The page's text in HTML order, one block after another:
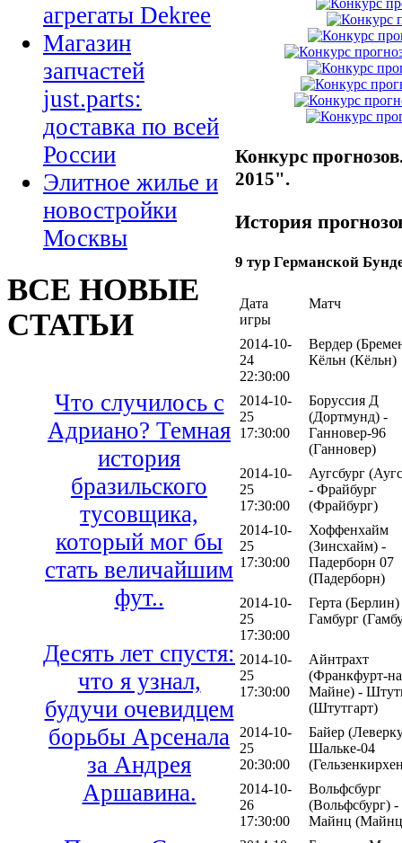
агрегаты Dekree
Магазин
запчастей
just.parts:
доставка по всей
России
Элитное жилье и
новостройки
Москвы
ВСЕ НОВЫЕ
СТАТЬИ
Что случилось с
Адриано? Темная
история
бразильского
тусовщика,
который мог бы
стать величайшим
фут..
Десять лет спустя:
что я узнал,
будучи очевидцем
борьбы Арсенала
за Андрея
Аршавина.
Конкурс
2015".
История
9 тур Германской
Дата
игры
Матч
2014-10-
24
22:30:00
Вердер
Кёльн (Кёльн)
2014-10-
25
17:30:00
Боруссия Д
(Дортмунд) -
Ганновер-96
(Ганновер)
2014-10-
25
17:30:00
Аугсбург
- Фрайбург
(Фрайбург)
2014-10-
25
17:30:00
Хоффенхайм
(Зинсхайм) -
Падерборн 07
(Падерборн)
2014-10-
25
17:30:00
Герта (Берлин)
Гамбург
2014-10-
25
17:30:00
Айнтрахт
(Франкфурт-
Майне) -
(Штутгарт)
2014-10-
25
20:30:00
Байер
Шальке-04
2014-10-
26
17:30:00
Вольфсбург
(Вольфсбург) -
Майнц